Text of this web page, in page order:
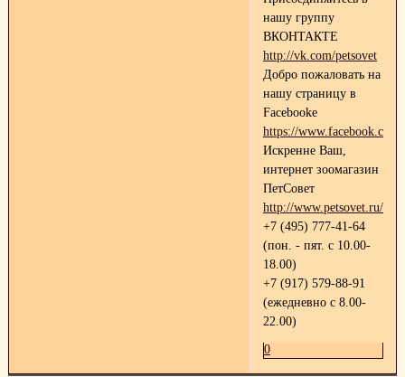
нашу группу
ВКОНТАКТЕ
http://vk.com/petsovet
Добро пожаловать на
нашу страницу в
Facebooke
https://
Искренне Ваш,
интернет зоомагазин
ПетСовет
http://www.petsovet.ru/
+7 (495) 777-41-64
(пон. - пят. с 10.00-
18.00)
+7 (917) 579-88-91
(ежедневно с 8.00-
22.00)
0